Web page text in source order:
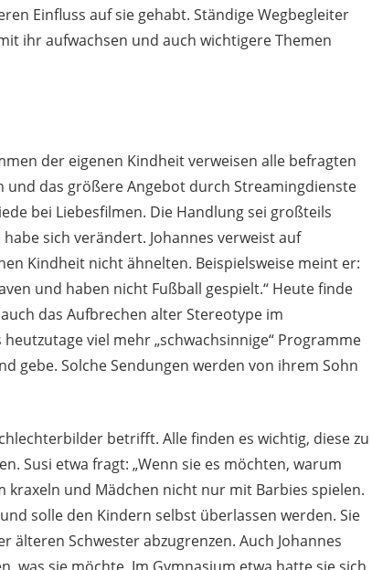
Einfluss auf sie gehabt. Ständige Wegbegleiter
ihr aufwachsen und auch wichtigere Themen
der eigenen Kindheit verweisen alle befragten
das größere Angebot durch Streamingdienste
bei Liebesfilmen. Die Handlung sei großteils
sich verändert. Johannes verweist auf
Kindheit nicht ähnelten. Beispielsweise meint er:
und haben nicht Fußball gespielt.“ Heute finde
das Aufbrechen alter Stereotype im
viel mehr „schwachsinnige“ Programme
gebe. Solche Sendungen werden von ihrem Sohn
betrifft. Alle finden es wichtig, diese zu
Susi etwa fragt: „Wenn sie es möchten, warum
kraxeln und Mädchen nicht nur mit Barbies spielen.
solle den Kindern selbst überlassen werden. Sie
älteren Schwester abzugrenzen. Auch Johannes